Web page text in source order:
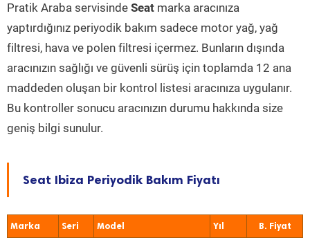
Pratik Araba servisinde Seat marka aracınıza
yaptırdığınız periyodik bakım sadece motor yağ, yağ
filtresi, hava ve polen filtresi içermez. Bunların dışında
aracınızın sağlığı ve güvenli sürüş için toplamda 12 ana
maddeden oluşan bir kontrol listesi aracınıza uygulanır.
Bu kontroller sonucu aracınızın durumu hakkında size
geniş bilgi sunulur.
Seat Ibiza Periyodik Bakım Fiyatı
Marka Seri Model Yıl